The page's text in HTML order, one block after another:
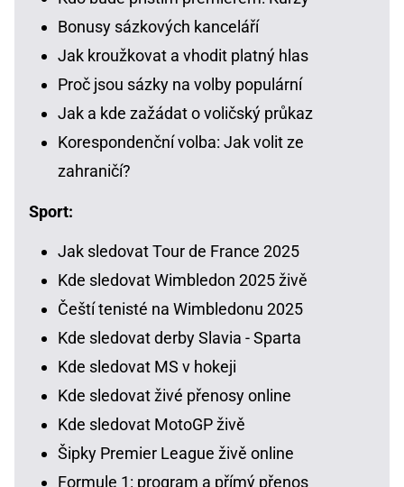
Bonusy sázkových kanceláří
Jak kroužkovat a vhodit platný hlas
Proč jsou sázky na volby populární
Jak a kde zažádat o voličský průkaz
Korespondenční volba: Jak volit ze
zahraničí?
Sport:
Jak sledovat Tour de France 2025
Kde sledovat Wimbledon 2025 živě
Čeští tenisté na Wimbledonu 2025
Kde sledovat derby Slavia - Sparta
Kde sledovat MS v hokeji
Kde sledovat živé přenosy online
Kde sledovat MotoGP živě
Šipky Premier League živě online
Formule 1: program a přímý přenos